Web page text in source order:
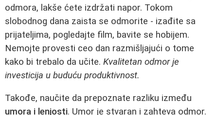
odmora, lakše ćete izdržati napor. Tokom
slobodnog dana zaista se odmorite - izađite sa
prijateljima, pogledajte film, bavite se hobijem.
Nemojte provesti ceo dan razmišljajući o tome
kako bi trebalo da učite. Kvalitetan odmor je
investicija u buduću produktivnost.
Takođe, naučite da prepoznate razliku između
umora i lenjosti. Umor je stvaran i zahteva odmor.